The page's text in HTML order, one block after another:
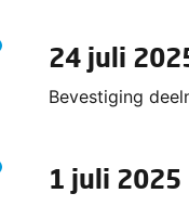
24 juli
Bevestiging
1 juli 2025